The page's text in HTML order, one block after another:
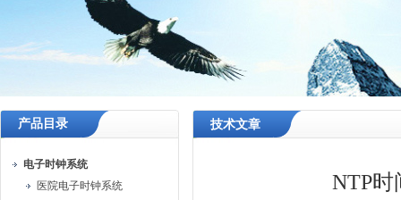
产品目录
电子时钟系统
医院电子时钟系统
技术文章
NTP